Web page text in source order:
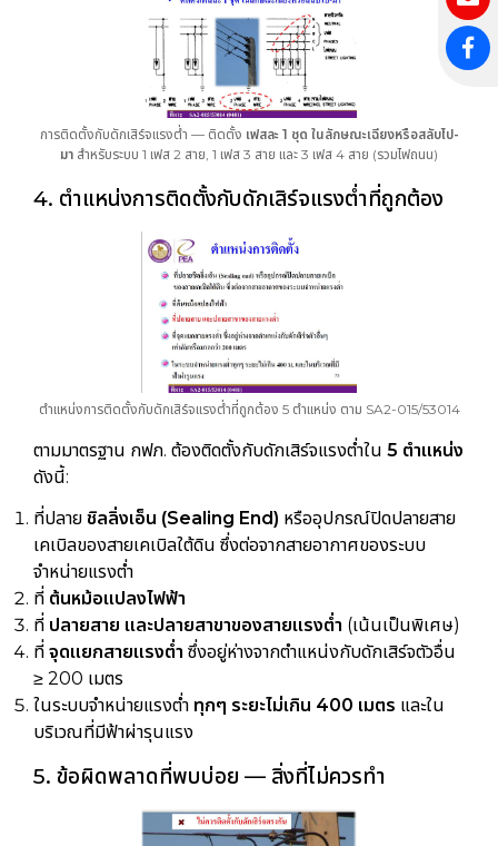
การติดตั้งกับดักเสิร์จแรงต่ำ — ติดตั้ง เฟสละ 1 ชุด ในลักษณะเฉียงหรือสลับไป-
มา สำหรับระบบ 1 เฟส 2 สาย, 1 เฟส 3 สาย และ 3 เฟส 4 สาย (รวมไฟถนน)
4. ตำแหน่งการติดตั้งกับดักเสิร์จแรงต่ำที่ถูกต้อง
ตำแหน่งการติดตั้งกับดักเสิร์จแรงต่ำที่ถูกต้อง 5 ตำแหน่ง ตาม SA2-015/53014
ตามมาตรฐาน กฟภ. ต้องติดตั้งกับดักเสิร์จแรงต่ำใน 5 ตำแหน่ง
ดังนี้:
ที่ปลาย ชิลลิ่งเอ็น (Sealing End) หรืออุปกรณ์ปิดปลายสาย
เคเบิลของสายเคเบิลใต้ดิน ซึ่งต่อจากสายอากาศของระบบ
จำหน่ายแรงต่ำ
ที่ ต้นหม้อแปลงไฟฟ้า
ที่ ปลายสาย และปลายสาขาของสายแรงต่ำ (เน้นเป็นพิเศษ)
ที่ จุดแยกสายแรงต่ำ ซึ่งอยู่ห่างจากตำแหน่งกับดักเสิร์จตัวอื่น
≥ 200 เมตร
ในระบบจำหน่ายแรงต่ำ ทุกๆ ระยะไม่เกิน 400 เมตร และใน
บริเวณที่มีฟ้าผ่ารุนแรง
5. ข้อผิดพลาดที่พบบ่อย — สิ่งที่ไม่ควรทำ